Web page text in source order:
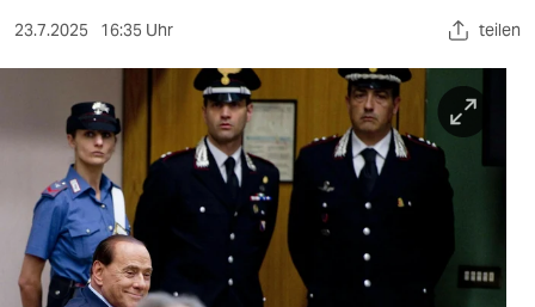
sport
berlin
wahrheit
verlag
23.7.2025 16:35 Uhr teilen